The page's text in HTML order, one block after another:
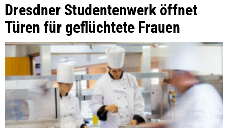
Dresdner Studentenwerk öffnet
Türen für geflüchtete Frauen